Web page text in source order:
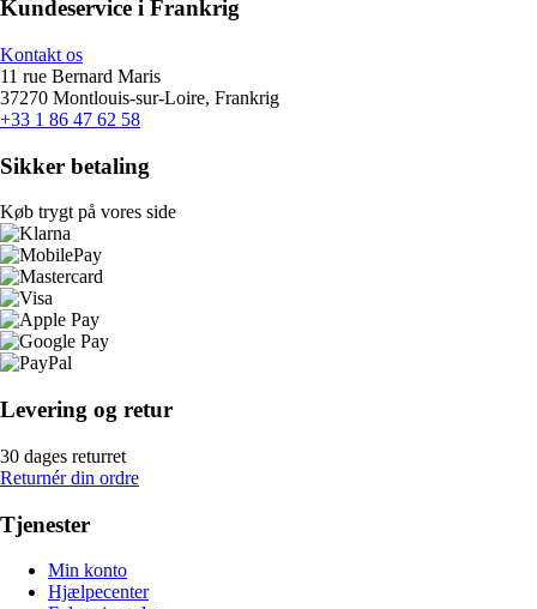
Kundeservice i Frankrig
Kontakt os
11 rue Bernard Maris
37270 Montlouis-sur-Loire, Frankrig
+33 1 86 47 62 58
Sikker betaling
Køb trygt på vores side
Levering og retur
30 dages returret
Returnér din ordre
Tjenester
Min konto
Hjælpecenter